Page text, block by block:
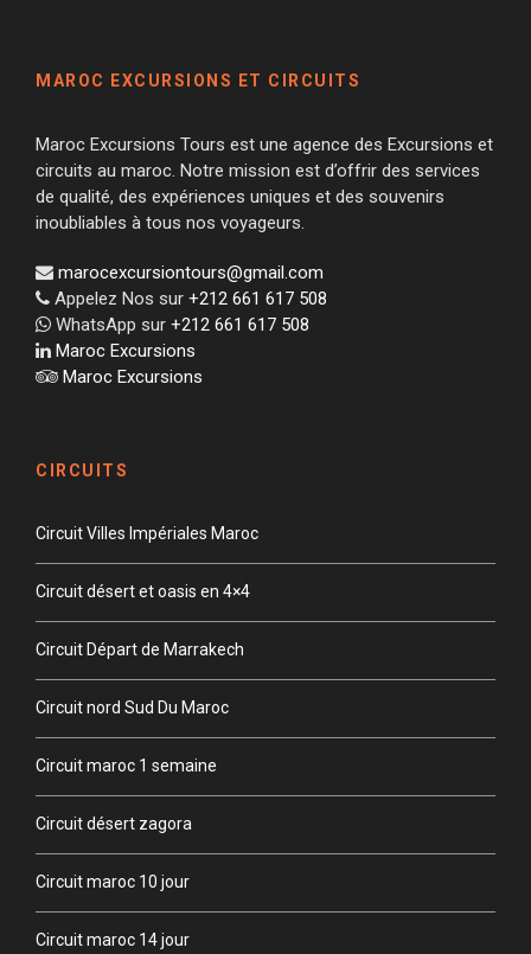
MAROC EXCURSIONS ET CIRCUITS
Maroc Excursions Tours est une agence des Excursions et
circuits au maroc. Notre mission est d’offrir des services
de qualité, des expériences uniques et des souvenirs
inoubliables à tous nos voyageurs.
marocexcursiontours@gmail.com
Appelez Nos sur +212 661 617 508
WhatsApp sur +212 661 617 508
Maroc Excursions
Maroc Excursions
CIRCUITS
Circuit Villes Impériales Maroc
Circuit désert et oasis en 4×4
Circuit Départ de Marrakech
Circuit nord Sud Du Maroc
Circuit maroc 1 semaine
Circuit désert zagora
Circuit maroc 10 jour
Circuit maroc 14 jour